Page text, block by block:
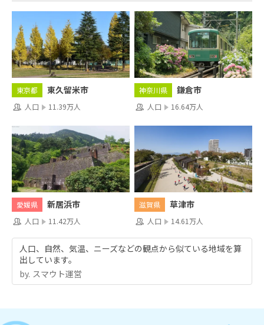
東京都 東久留米市
人口 11.39万人
神奈川県 鎌倉市
人口 16.64万人
愛媛県 新居浜市
人口 11.42万人
滋賀県 草津市
人口 14.61万人
人口、自然、気温、ニーズなどの観点から似ている地域を算
出しています。
by.︎ スマウト運営